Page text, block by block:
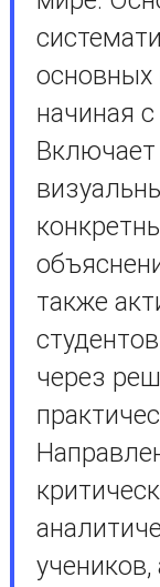
основных
начиная
Включает
также
через